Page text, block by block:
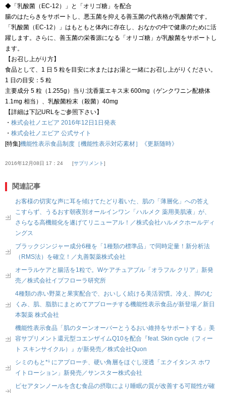
◆「乳酸菌（EC-12）」と「オリゴ糖」を配合
腸のはたらきをサポートし、悪玉菌を抑える善玉菌の代表格が乳酸菌です。
「乳酸菌（EC-12）」はもともと体内に存在し、おなかの中で健康のために活
躍します。さらに、善玉菌の栄養源になる「オリゴ糖」が乳酸菌をサポートし
ます。
【お召し上がり方】
食品として、1 日 5 粒を目安に水またはお湯と一緒にお召し上がりください。
1 日の目安：5 粒
主要成分 5 粒（1.255g）当り:沈香葉エキス末 600mg（ゲンクワニン配糖体
1.1mg 相当）、乳酸菌粉末（殺菌）40mg
【詳細は下記URLをご参照下さい】
・ 株式会社ノエビア 2016年12日1日発表
・ 株式会社ノエビア 公式サイト
[特集]機能性表示食品制度［機能性表示対応素材］《更新随時》
2016年12月08日 17：24 サプリメント
関連記事
お客様の切実な声に耳を傾けてたどり着いた、肌の「薄層化」への答え
こすらず、うるおす朝夜別オールインワン「ハルメク 薬用美肌液」が、
さらなる高機能化を遂げてリニューアル！／株式会社ハルメクホールディ
ングス
ブラックジンジャー成分6種を「1種類の標準品」で同時定量！新分析法
（RMS法）を確立！／丸善製薬株式会社
オーラルケアと腸活を1粒で。Wケアチュアブル「オラフル クリア」新発
売／株式会社イブフローラ研究所
4種類の赤い野菜と果実配合で、おいしく続ける美活習慣。冷え、脚のむ
くみ、肌、脂肪にまとめてアプローチする機能性表示食品が新登場／新日
本製薬 株式会社
機能性表示食品「肌のターンオーバーとうるおい維持をサポートする」美
容サプリメント還元型コエンザイムQ10を配合『feat. Skin cycle（フィー
ト スキンサイクル）』が新発売／株式会社Quon
シミのもと*¹ にアプローチ、硬い角層をほぐし浸透「エクイタンス ホワ
イトローション」新発売／サンスター株式会社
ピセアタンノールを含む食品の摂取により睡眠の質が改善する可能性が確